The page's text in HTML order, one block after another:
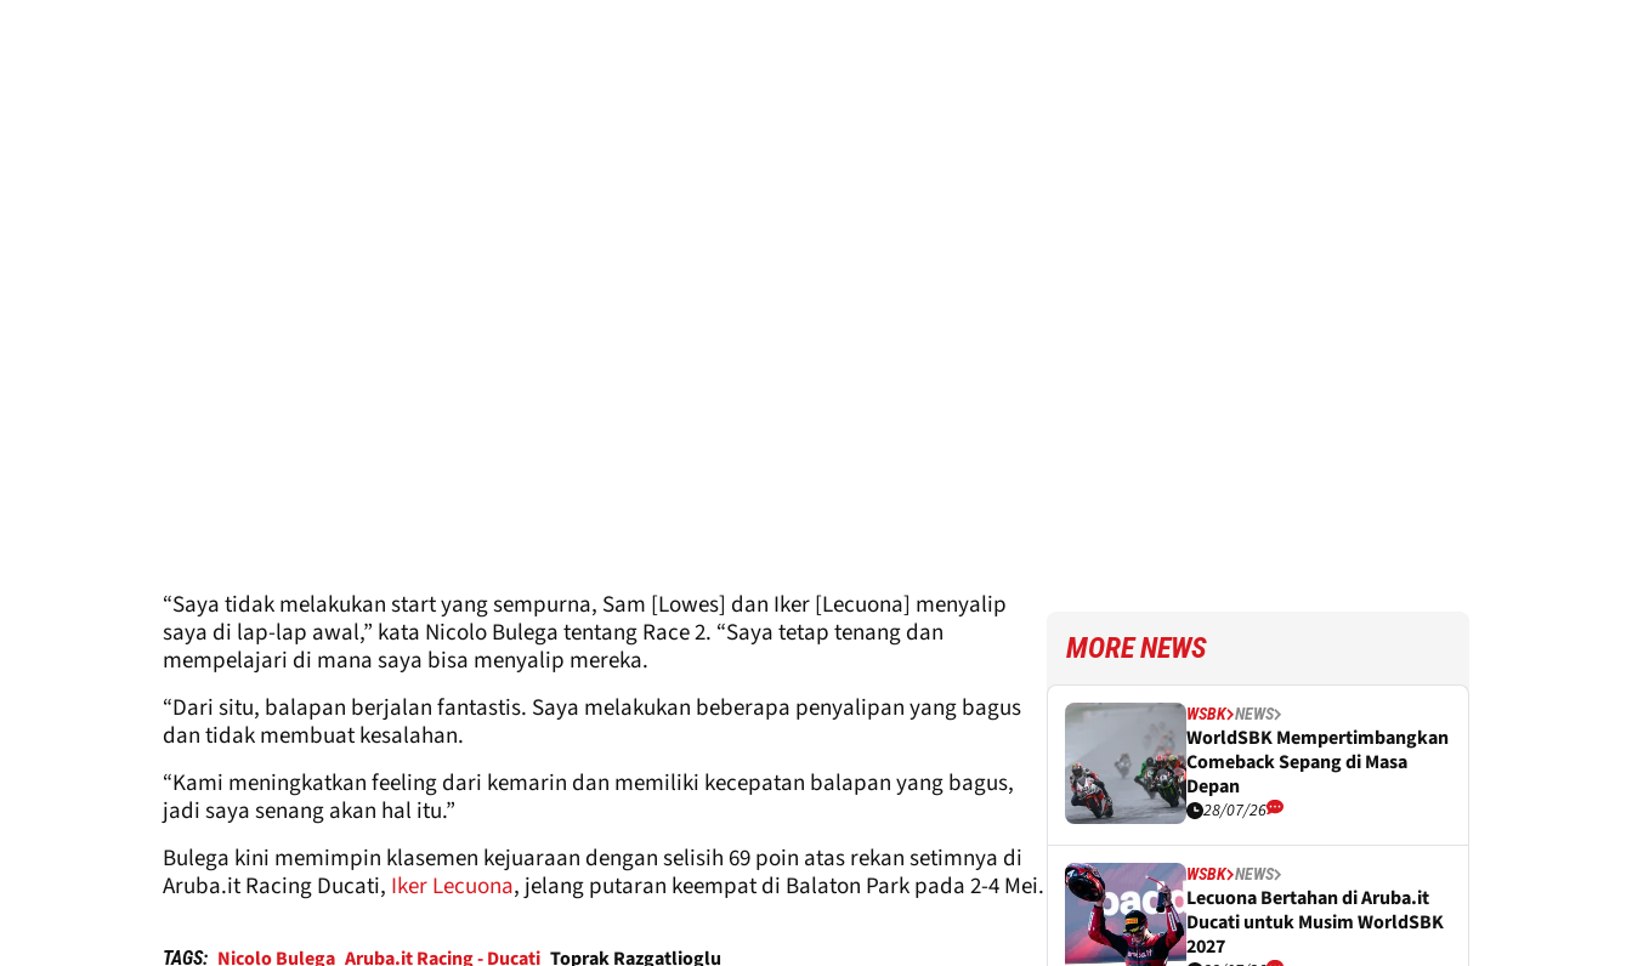
“Saya tidak melakukan start yang sempurna, Sam [Lowes] dan Iker [Lecuona] menyalip
saya di lap-lap awal,” kata Nicolo Bulega tentang Race 2. “Saya tetap tenang dan
mempelajari di mana saya bisa menyalip mereka.
“Dari situ, balapan berjalan fantastis. Saya melakukan beberapa penyalipan yang bagus
dan tidak membuat kesalahan.
“Kami meningkatkan feeling dari kemarin dan memiliki kecepatan balapan yang bagus,
jadi saya senang akan hal itu.”
Bulega kini memimpin klasemen kejuaraan dengan selisih 69 poin atas rekan setimnya di
Aruba.it Racing Ducati, Iker Lecuona, jelang putaran keempat di Balaton Park pada 2-4 Mei.
TAGS: Nicolo Bulega Aruba.it Racing - Ducati Toprak Razgatlioglu
MORE NEWS
WSBK NEWS
WorldSBK Mempertimbangkan
Comeback Sepang di Masa
Depan
28/07/26
WSBK NEWS
Lecuona Bertahan di Aruba.it
Ducati untuk Musim WorldSBK
2027